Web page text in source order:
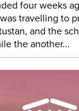
four weeks
travelling to
and the
the another...